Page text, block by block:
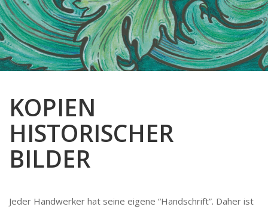
ABSTRAKT
BERUFE
BLUMEN
JUGENDSTIL
KLEINERE FREIE MOTIVE
KOPIEN HISTORISCHER BILDER
SAKRALE
TÜREN & FENSTER
FENSTER
HAUSTÜREN
KIRCHENFENSTER
GLAS-FUSING
VERKAUF
ABSTRAKTE MOTIVE
BLUMENBILDER
ENGEL
JUGENDSTIL
KLEINERE FREIE MOTIVE
WEIHNACHTSMARKT
ENGEL HÄNGEND UND STEHEND
GLASBILDER ENGEL UND SAKRALE
KOPIEN
HISTORISCHER
BILDER
Jeder Handwerker hat seine eigene “Handschrift”. Daher ist